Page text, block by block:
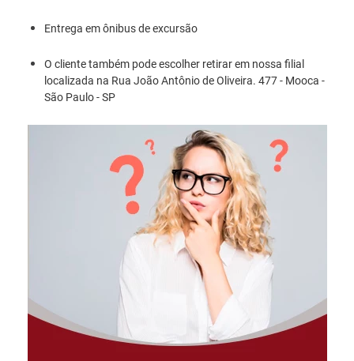
Entrega em ônibus de excursão
O cliente também pode escolher retirar em nossa filial
localizada na Rua João Antônio de Oliveira. 477 - Mooca -
São Paulo - SP